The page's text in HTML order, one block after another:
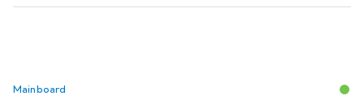
Mainboard